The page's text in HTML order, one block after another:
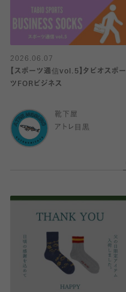
2026.06.07
【スポーツ通信vol.5】タビオスポー
ツFORビジネス
靴下屋
アトレ目黒